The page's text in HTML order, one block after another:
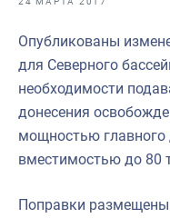
Выставки и
Рыбоохрана России
Опубликованы
для Северного
необходимости
донесения
мощностью главного
вместимостью до 80
Поправки